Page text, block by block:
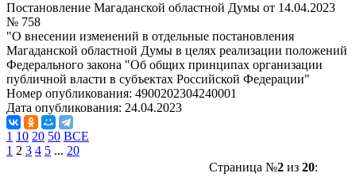
Постановление Магаданской областной Думы от 14.04.2023
№ 758
"О внесении изменений в отдельные постановления
Магаданской областной Думы в целях реализации положений
Федерального закона "Об общих принципах организации
публичной власти в субъектах Российской Федерации"
Номер опубликования: 4900202304240001
Дата опубликования: 24.04.2023
1 10 20 50 ВСЕ
1 2 3 4 5 ... 20
Страница №2из 20: